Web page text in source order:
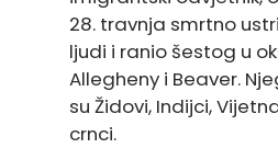
28. travnja smrtno
ljudi i ranio šestog u
Allegheny i Beaver.
su Židovi, Indijci,
crnci.